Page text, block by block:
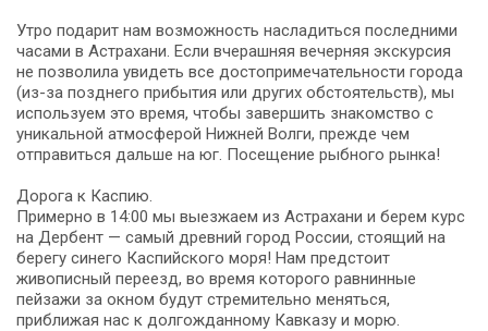
Утро подарит нам возможность насладиться последними
часами в Астрахани. Если вчерашняя вечерняя экскурсия
не позволила увидеть все достопримечательности города
(из-за позднего прибытия или других обстоятельств), мы
используем это время, чтобы завершить знакомство с
уникальной атмосферой Нижней Волги, прежде чем
отправиться дальше на юг. Посещение рыбного рынка!
Дорога к Каспию.
Примерно в 14:00 мы выезжаем из Астрахани и берем курс
на Дербент — самый древний город России, стоящий на
берегу синего Каспийского моря! Нам предстоит
живописный переезд, во время которого равнинные
пейзажи за окном будут стремительно меняться,
приближая нас к долгожданному Кавказу и морю.